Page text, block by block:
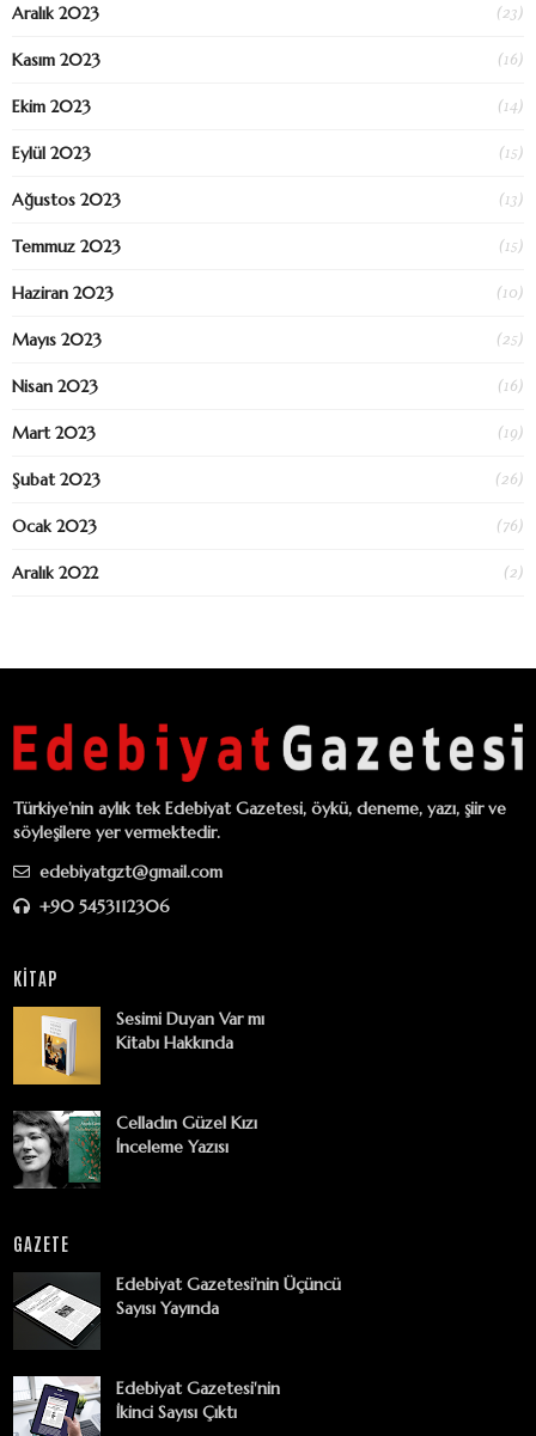
Aralık 2023 (23)
Kasım 2023 (16)
Ekim 2023 (14)
Eylül 2023 (15)
Ağustos 2023 (13)
Temmuz 2023 (15)
Haziran 2023 (10)
Mayıs 2023 (25)
Nisan 2023 (16)
Mart 2023 (19)
Şubat 2023 (26)
Ocak 2023 (76)
Aralık 2022 (2)
Türkiye’nin aylık tek Edebiyat Gazetesi, öykü, deneme, yazı, şiir ve
söyleşilere yer vermektedir.
edebiyatgzt@gmail.com
+90 5453112306
KİTAP
Sesimi Duyan Var mı
Kitabı Hakkında
Celladın Güzel Kızı
İnceleme Yazısı
GAZETE
Edebiyat Gazetesi’nin Üçüncü
Sayısı Yayında
Edebiyat Gazetesi'nin
İkinci Sayısı Çıktı